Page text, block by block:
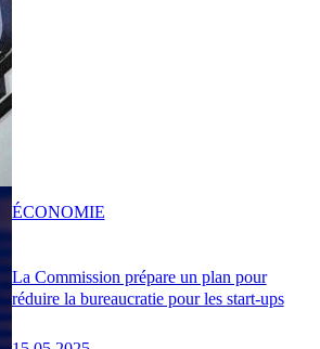
La Commission prépare un plan pour
réduire la bureaucratie pour les start-ups
ÉCONOMIE